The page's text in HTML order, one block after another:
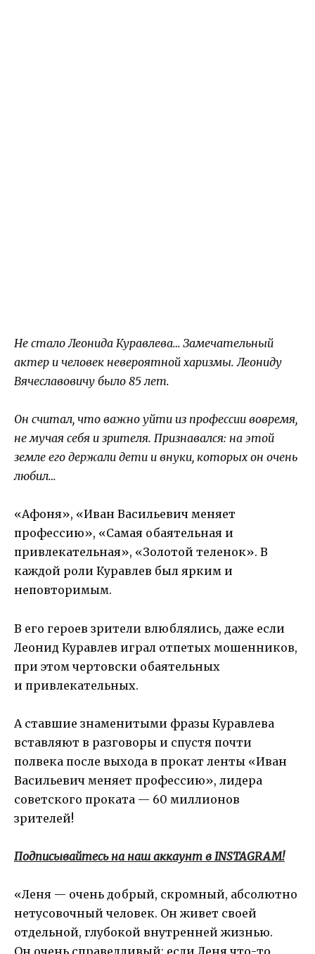
Не стало Леонида Куравлева… Замечательный
актер и человек невероятной харизмы. Леониду
Вячеславовичу было 85 лет.
Он считал, что важно уйти из профессии вовремя,
не мучая себя и зрителя. Признавался: на этой
земле его держали дети и внуки, которых он очень
любил…
«Афоня», «Иван Васильевич меняет
профессию», «Самая обаятельная и
привлекательная», «Золотой теленок». В
каждой роли Куравлев был ярким и
неповторимым.
В его героев зрители влюблялись, даже если
Леонид Куравлев играл отпетых мошенников,
при этом чертовски обаятельных
и привлекательных.
А ставшие знаменитыми фразы Куравлева
вставляют в разговоры и спустя почти
полвека после выхода в прокат ленты «Иван
Васильевич меняет профессию», лидера
советского проката — 60 миллионов
зрителей!
Подписывайтесь на наш аккаунт в INSTAGRAM!
«Леня — очень добрый, скромный, абсолютно
нетусовочный человек. Он живет своей
отдельной, глубокой внутренней жизнью.